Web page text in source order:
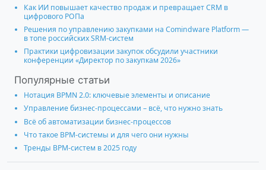
Как ИИ повышает качество продаж и превращает CRM в
цифрового РОПа
Решения по управлению закупками на Comindware Platform —
в топе российских SRM-систем
Практики цифровизации закупок обсудили участники
конференции «Директор по закупкам 2026»
Популярные статьи
Нотация BPMN 2.0: ключевые элементы и описание
Управление бизнес-процессами – всё, что нужно знать
Всё об автоматизации бизнес-процессов
Что такое BPM-системы и для чего они нужны
Тренды BPM-систем в 2025 году